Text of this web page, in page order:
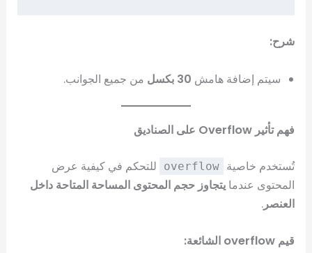
شرح:
سيتم إضافة هامش 30 بكسل من جميع الجوانب.
فهم تأثير Overflow على الصناديق
تُستخدم خاصية overflow
للتحكم في كيفية عرض
المحتوى عندمايتجاوز حجم المحتوى المساحة المتاحة داخل
العنصر.
قيم overflow الشائعة: